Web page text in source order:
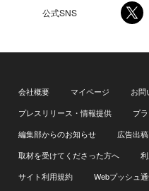
公式SNS
会社概要 マイページ
お問
プレスリリース・情報提供
プ
編集部からのお知らせ
広告出
取材を受けてくださった方へ
サイト利用規約
Webプッシュ